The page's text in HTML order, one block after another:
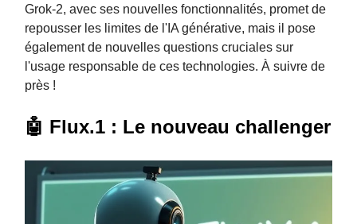
Grok-2, avec ses nouvelles fonctionnalités, promet de
repousser les limites de l'IA générative, mais il pose
également de nouvelles questions cruciales sur
l'usage responsable de ces technologies. À suivre de
près !
🤖 Flux.1 : Le nouveau challenger